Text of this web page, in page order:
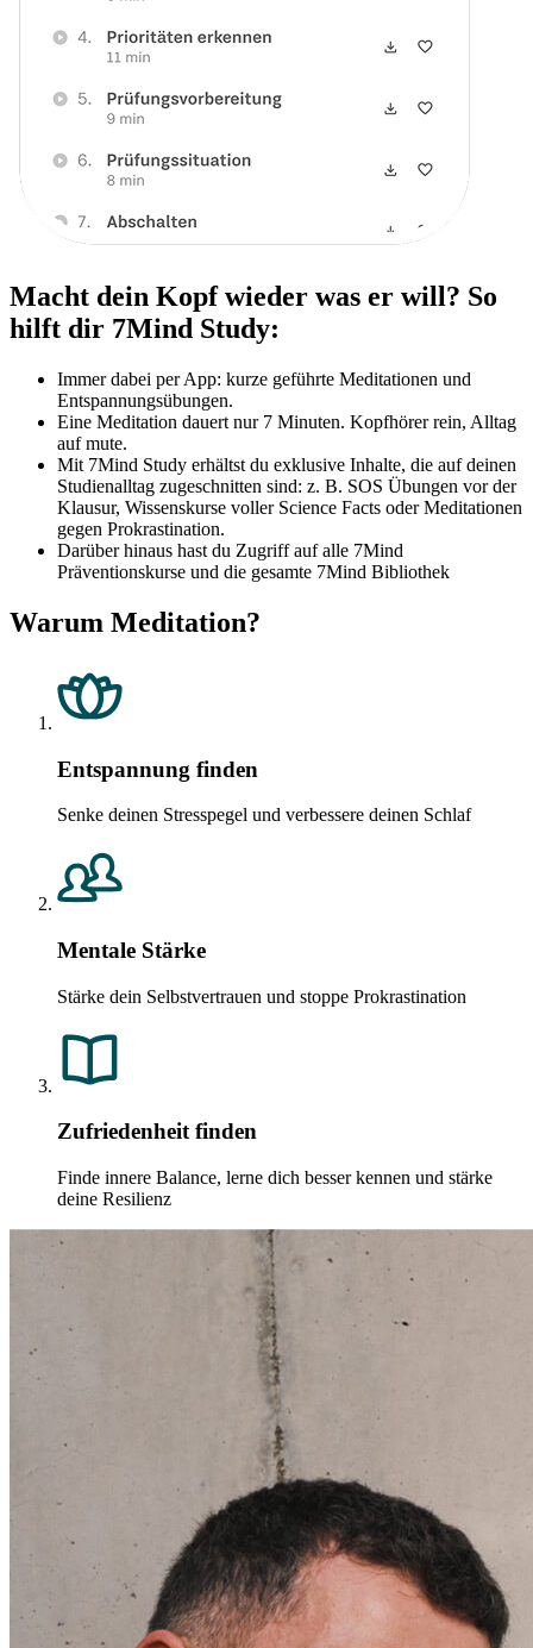
Macht dein Kopf wieder was er will? So
hilft dir 7Mind Study:
Immer dabei per App: kurze geführte Meditationen und
Entspannungsübungen.
Eine Meditation dauert nur 7 Minuten. Kopfhörer rein, Alltag
auf mute.
Mit 7Mind Study erhältst du exklusive Inhalte, die auf deinen
Studienalltag zugeschnitten sind: z. B. SOS Übungen vor der
Klausur, Wissenskurse voller Science Facts oder Meditationen
gegen Prokrastination.
Darüber hinaus hast du Zugriff auf alle 7Mind
Präventionskurse und die gesamte 7Mind Bibliothek
Warum Meditation?
Entspannung finden
Senke deinen Stresspegel und verbessere deinen Schlaf
Mentale Stärke
Stärke dein Selbstvertrauen und stoppe Prokrastination
Zufriedenheit finden
Finde innere Balance, lerne dich besser kennen und stärke
deine Resilienz